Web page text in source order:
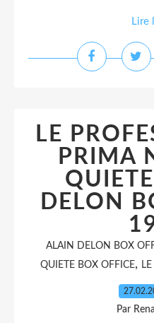
Lire
LE
PRIMA
DELON
ALAIN DELON BOX
QUIETE BOX OFFICE,
Par